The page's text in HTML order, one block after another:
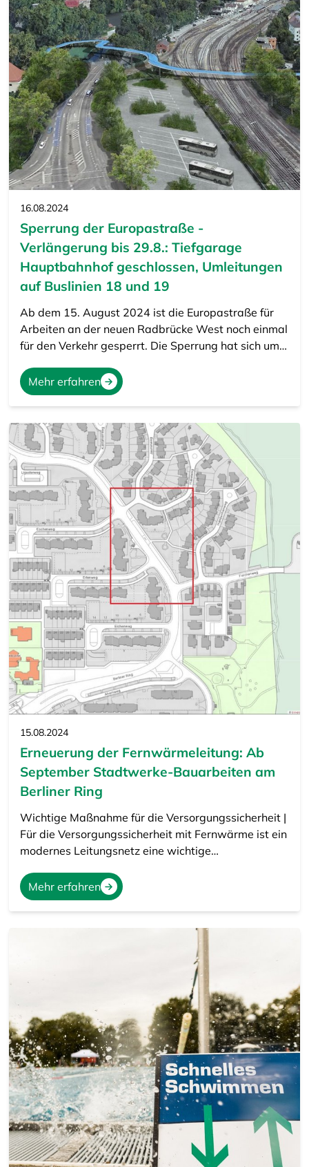
16.08.2024
Sperrung der Europastraße -
Verlängerung bis 29.8.: Tiefgarage
Hauptbahnhof geschlossen, Umleitungen
auf Buslinien 18 und 19
Ab dem 15. August 2024 ist die Europastraße für
Arbeiten an der neuen Radbrücke West noch einmal
für den Verkehr gesperrt. Die Sperrung hat sich um…
Mehr erfahren
15.08.2024
Erneuerung der Fernwärmeleitung: Ab
September Stadtwerke-Bauarbeiten am
Berliner Ring
Wichtige Maßnahme für die Versorgungssicherheit |
Für die Versorgungssicherheit mit Fernwärme ist ein
modernes Leitungsnetz eine wichtige…
Mehr erfahren